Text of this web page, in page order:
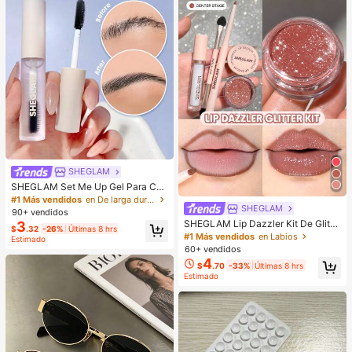
SHEGLAM
SHEGLAM Set Me Up Gel Para Cej
as Marca De Belleza CosméTica M
aquillaje Para Mujeres Y NiñAs
#1 Más vendidos
en De larga duración Cejas
90+ vendidos
$3.32 -26% Últimas 8 hrs
Estimado
SHEGLAM
SHEGLAM Lip Dazzler Kit De Glitte
r Labial-Center Stage Lip Combo M
arca De Belleza CosméTica Maquill
aje Para Mujeres Y NiñAs
#1 Más vendidos en Labios
60+ vendidos
$4.70 -33% Últimas 8 hrs
Estimado